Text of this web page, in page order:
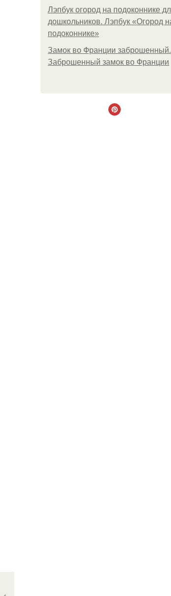
Лэпбук огород на подоконнике
дошкольников. Лэпбук «Огород
подоконнике»
Замок во Франции заброшенный.
Заброшенный замок во Франции